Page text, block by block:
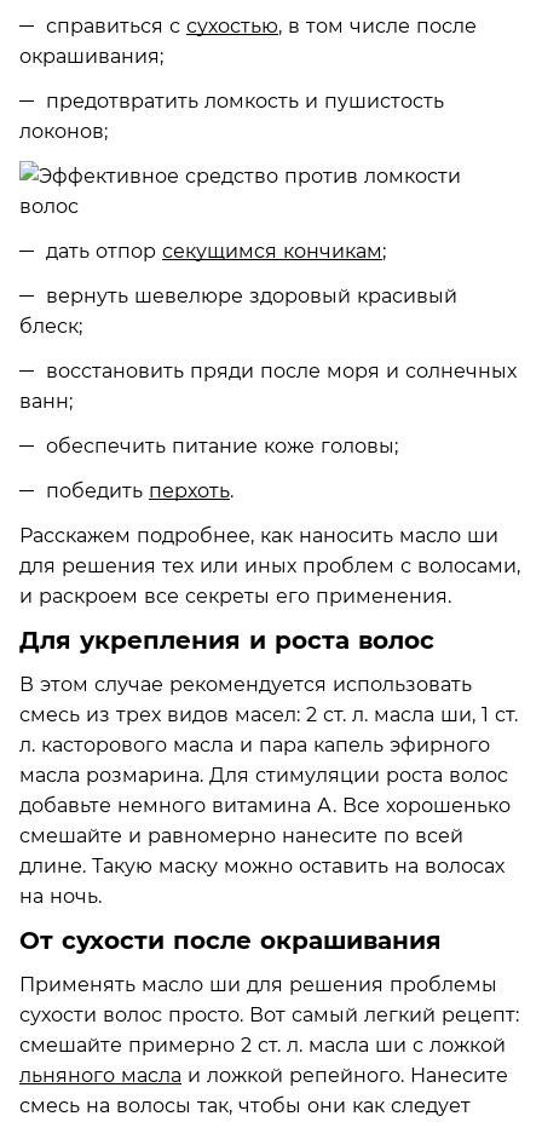
справиться с сухостью, в том числе после
окрашивания;
предотвратить ломкость и пушистость
локонов;
дать отпор секущимся кончикам;
вернуть шевелюре здоровый красивый
блеск;
восстановить пряди после моря и солнечных
ванн;
обеспечить питание коже головы;
победить перхоть.
Расскажем подробнее, как наносить масло ши
для решения тех или иных проблем с волосами,
и раскроем все секреты его применения.
Для укрепления и роста волос
В этом случае рекомендуется использовать
смесь из трех видов масел: 2 ст. л. масла ши, 1 ст.
л. касторового масла и пара капель эфирного
масла розмарина. Для стимуляции роста волос
добавьте немного витамина А. Все хорошенько
смешайте и равномерно нанесите по всей
длине. Такую маску можно оставить на волосах
на ночь.
От сухости после окрашивания
Применять масло ши для решения проблемы
сухости волос просто. Вот самый легкий рецепт:
смешайте примерно 2 ст. л. масла ши с ложкой
льняного масла и ложкой репейного. Нанесите
смесь на волосы так, чтобы они как следует